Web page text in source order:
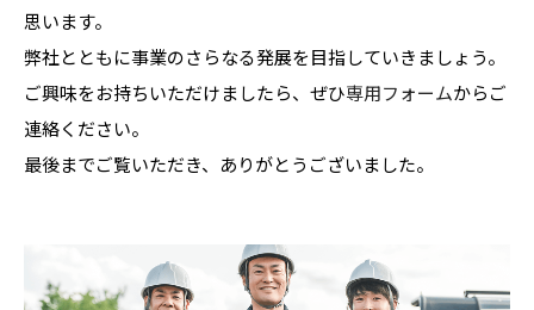
思います。
弊社とともに事業のさらなる発展を目指していきましょう。
ご興味をお持ちいただけましたら、ぜひ専用フォームからご
連絡ください。
最後までご覧いただき、ありがとうございました。